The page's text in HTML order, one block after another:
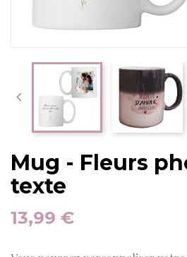

Mug - Fleurs
texte
13,99 €